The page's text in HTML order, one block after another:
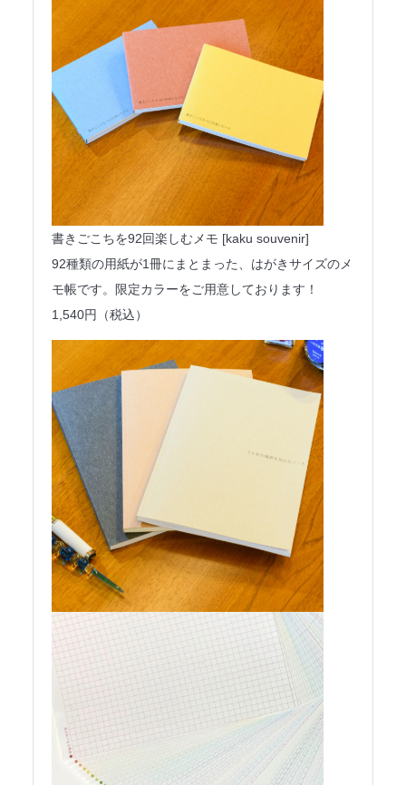
書きごこちを92回楽しむメモ [kaku souvenir]
92種類の用紙が1冊にまとまった、はがきサイズのメ
モ帳です。限定カラーをご用意しております！
1,540円（税込）